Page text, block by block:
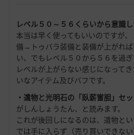
レベル５０～５６くらいから意識
本当は早く使ってもいいのですが
備→トゥバラ装備と装備が上がれ
い、でもレベル５０から５６を過
レベルが上がらない感じになって
いなアイテム及びバフです。
・遺物と光明石の「臥薪嘗胆」セ
がしんしょうたん、と読みます。
これが後回しになるのは、遺物と
では手に入らず（売り買いできな